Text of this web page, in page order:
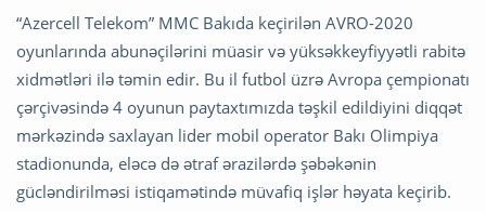
“Azercell Telekom” MMC Bakıda keçirilən AVRO-2020
oyunlarında abunəçilərini müasir və yüksəkkeyfiyyətli rabitə
xidmətləri ilə təmin edir. Bu il futbol üzrə Avropa çempionatı
çərçivəsində 4 oyunun paytaxtımızda təşkil edildiyini diqqət
mərkəzində saxlayan lider mobil operator Bakı Olimpiya
stadionunda, eləcə də ətraf ərazilərdə şəbəkənin
gücləndirilməsi istiqamətində müvafiq işlər həyata keçirib.